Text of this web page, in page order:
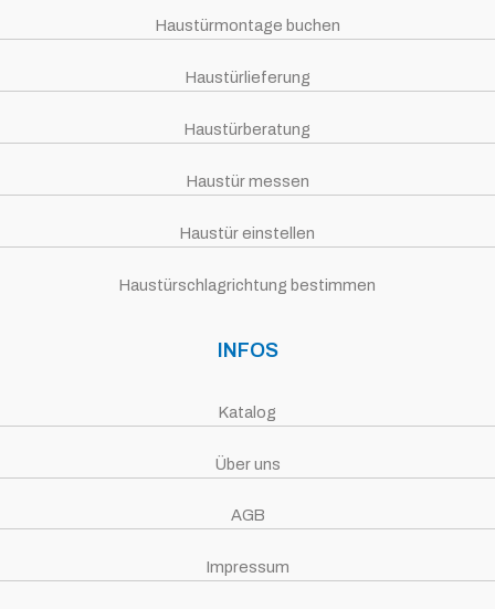
Haustürmontage buchen
Haustürlieferung
Haustürberatung
Haustür messen
Haustür einstellen
Haustürschlagrichtung bestimmen
INFOS
Katalog
Über uns
AGB
Impressum